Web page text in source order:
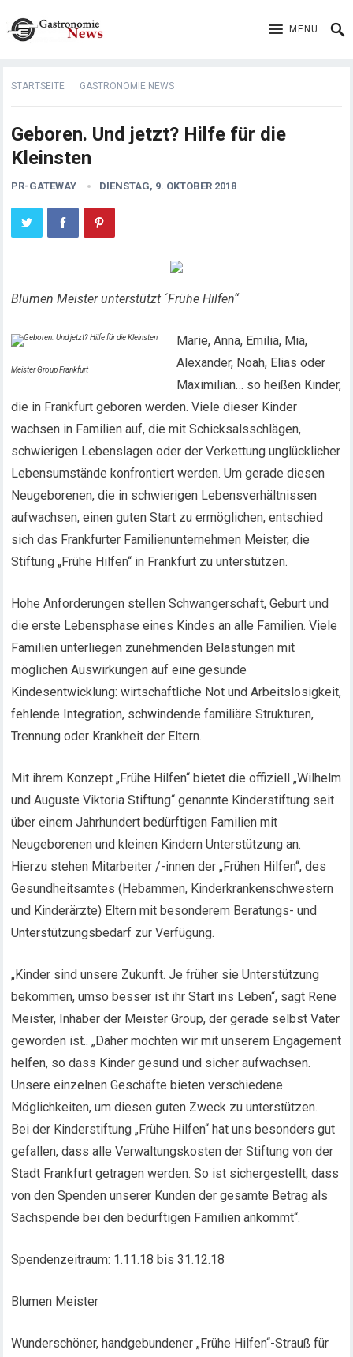
MENU
STARTSEITE GASTRONOMIE NEWS
Geboren. Und jetzt? Hilfe für die
Kleinsten
PR-GATEWAY DIENSTAG, 9. OKTOBER 2018
Blumen Meister unterstützt ´Frühe Hilfen“
Meister Group Frankfurt
Marie, Anna, Emilia, Mia,
Alexander, Noah, Elias oder
Maximilian… so heißen Kinder,
die in Frankfurt geboren werden. Viele dieser Kinder
wachsen in Familien auf, die mit Schicksalsschlägen,
schwierigen Lebenslagen oder der Verkettung unglücklicher
Lebensumstände konfrontiert werden. Um gerade diesen
Neugeborenen, die in schwierigen Lebensverhältnissen
aufwachsen, einen guten Start zu ermöglichen, entschied
sich das Frankfurter Familienunternehmen Meister, die
Stiftung „Frühe Hilfen“ in Frankfurt zu unterstützen.
Hohe Anforderungen stellen Schwangerschaft, Geburt und
die erste Lebensphase eines Kindes an alle Familien. Viele
Familien unterliegen zunehmenden Belastungen mit
möglichen Auswirkungen auf eine gesunde
Kindesentwicklung: wirtschaftliche Not und Arbeitslosigkeit,
fehlende Integration, schwindende familiäre Strukturen,
Trennung oder Krankheit der Eltern.
Mit ihrem Konzept „Frühe Hilfen“ bietet die offiziell „Wilhelm
und Auguste Viktoria Stiftung“ genannte Kinderstiftung seit
über einem Jahrhundert bedürftigen Familien mit
Neugeborenen und kleinen Kindern Unterstützung an.
Hierzu stehen Mitarbeiter /-innen der „Frühen Hilfen“, des
Gesundheitsamtes (Hebammen, Kinderkrankenschwestern
und Kinderärzte) Eltern mit besonderem Beratungs- und
Unterstützungsbedarf zur Verfügung.
„Kinder sind unsere Zukunft. Je früher sie Unterstützung
bekommen, umso besser ist ihr Start ins Leben“, sagt Rene
Meister, Inhaber der Meister Group, der gerade selbst Vater
geworden ist.. „Daher möchten wir mit unserem Engagement
helfen, so dass Kinder gesund und sicher aufwachsen.
Unsere einzelnen Geschäfte bieten verschiedene
Möglichkeiten, um diesen guten Zweck zu unterstützen.
Bei der Kinderstiftung „Frühe Hilfen“ hat uns besonders gut
gefallen, dass alle Verwaltungskosten der Stiftung von der
Stadt Frankfurt getragen werden. So ist sichergestellt, dass
von den Spenden unserer Kunden der gesamte Betrag als
Sachspende bei den bedürftigen Familien ankommt“.
Spendenzeitraum: 1.11.18 bis 31.12.18
Blumen Meister
Wunderschöner, handgebundener „Frühe Hilfen“-Strauß für